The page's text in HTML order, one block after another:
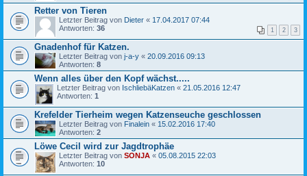
Retter von Tieren
Letzter Beitrag von Dieter « 17.04.2017 07:44
Antworten: 36 1 2 3
Gnadenhof für Katzen.
Letzter Beitrag von j-a-y « 20.09.2016 09:13
Antworten: 8
Wenn alles über den Kopf wächst.....
Letzter Beitrag von IschliebäKatzen « 21.05.2016 12:47
Antworten: 1
Krefelder Tierheim wegen Katzenseuche geschlossen
Letzter Beitrag von Finalein « 15.02.2016 17:40
Antworten: 2
Löwe Cecil wird zur Jagdtrophäe
Letzter Beitrag von SONJA « 05.08.2015 22:03
Antworten: 10